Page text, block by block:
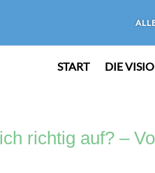
START DIE
richtig auf? –